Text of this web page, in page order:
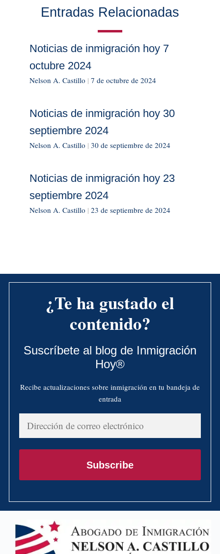
Entradas Relacionadas
Noticias de inmigración hoy 7
octubre 2024
Nelson A. Castillo | 7 de octubre de 2024
Noticias de inmigración hoy 30
septiembre 2024
Nelson A. Castillo | 30 de septiembre de 2024
Noticias de inmigración hoy 23
septiembre 2024
Nelson A. Castillo | 23 de septiembre de 2024
¿Te ha gustado el
contenido?
Suscríbete al blog de Inmigración
Hoy®
Recibe actualizaciones sobre inmigración en tu bandeja de
entrada
Dirección
de
correo
Subscribe